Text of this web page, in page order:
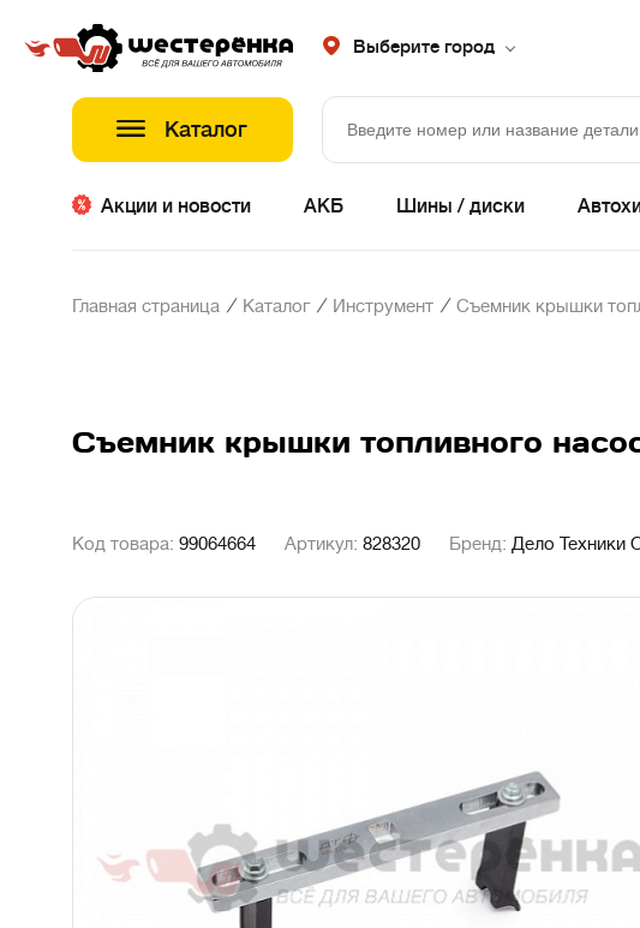
Выберите город
Каталог
Акции и новости АКБ Шины / диски
Главная страница / Каталог / Инструмент / Съемник крышки
Съемник крышки топливного
Код товара: 99064664 Артикул: 828320 Бренд: Дело Техники